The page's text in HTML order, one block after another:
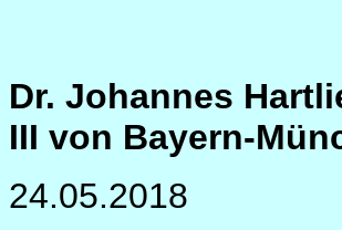
Dr. Johannes
III von Bayern-
24.05.2018